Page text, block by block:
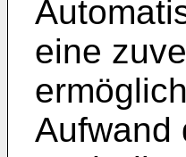
eine
Aufwand